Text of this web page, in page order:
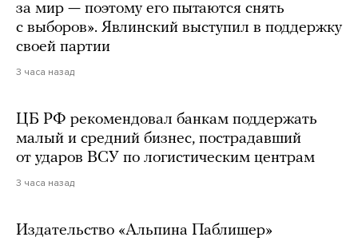
за мир — поэтому его пытаются снять
с выборов». Явлинский выступил в поддержку
своей партии
3 часа назад
ЦБ РФ рекомендовал банкам поддержать
малый и средний бизнес, пострадавший
от ударов ВСУ по логистическим центрам
3 часа назад
Издательство «Альпина Паблишер»